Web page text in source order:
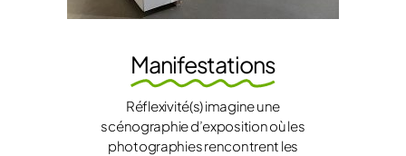
Manifestations
Réflexivité(s) imagine une
scénographie d’exposition où les
photographies rencontrent les